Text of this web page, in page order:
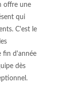
offre une
qui
C'est le
fin d'année
dès